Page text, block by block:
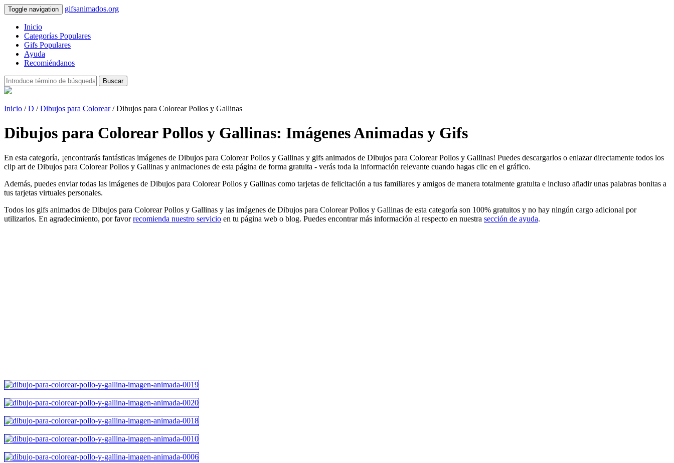
Toggle navigation gifsanimados.org
Inicio
Categorías Populares
Gifs Populares
Ayuda
Recomiéndanos
Buscar
Inicio /D /Dibujos para Colorear/ Dibujos para Colorear Pollos y Gallinas
Dibujos para Colorear Pollos y Gallinas: Imágenes Animadas y Gifs
En esta categoría, ¡encontrarás fantásticas imágenes de Dibujos para Colorear Pollos y Gallinas y gifs animados de Dibujos para Colorear Pollos y Gallinas! Puedes descargarlos o enlazar directamente todos los
clip art de Dibujos para Colorear Pollos y Gallinas y animaciones de esta página de forma gratuita - verás toda la información relevante cuando hagas clic en el gráfico.
Además, puedes enviar todas las imágenes de Dibujos para Colorear Pollos y Gallinas como tarjetas de felicitación a tus familiares y amigos de manera totalmente gratuita e incluso añadir unas palabras bonitas a
tus tarjetas virtuales personales.
Todos los gifs animados de Dibujos para Colorear Pollos y Gallinas y las imágenes de Dibujos para Colorear Pollos y Gallinas de esta categoría son 100% gratuitos y no hay ningún cargo adicional por
utilizarlos. En agradecimiento, por favorrecomienda nuestro servicio en tu página web o blog. Puedes encontrar más información al respecto en nuestra sección de ayuda.